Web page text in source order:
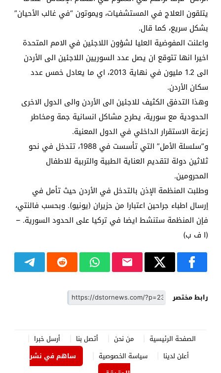
يتلقون العلاج في المستشفيات، ويموتون “في غالب الأحيان”
بشكل سريع، كما قال.
واعلنت المفوضية العليا لشؤون اللاجئين في الامم المتحدة
اخيرا انها تتوقع ان يصل عدد السوريين اللاجئين الى الأردن
الى 1.2 مليون في نهاية 2013، اي ما يعادل خمس عدد
سكان الأردن.
وهذا التدفق الكثيف للاجئين الى الأردن والى الدول الاخرى
الحدودية مع سورية، يطرح مشاكل انسانية جمة ومخاطر
زعزعة الاستقرار الداخلي في الدول المعنية.
و”سلسلة الأمل” التي تأسست في 1988، تتدخل في نحو
ثلاثين دولة لتقديم العناية الطبية والتربية للاطفال
المحرومين.
وطلبت المنظمة الإذن بالتدخل في الأردن حيث تأمل في
إرسال اطباء جراحين اعتبارا من حزيران (يونيو). وبحسب فالنتي،
فإن المنظمة ستنشط ايضا في تركيا على الحدود السورية. –
(ا ف ب)
رابط مختصر
الصفحة الرئيسية من نحن أتصل بنا
أرسل خبرا
أعلن لدينا
سياسة الخصوصية
ساهم في نشر